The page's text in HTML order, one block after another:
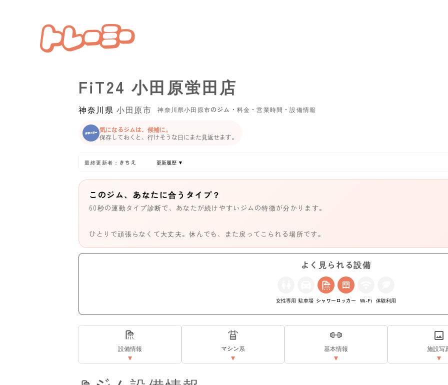
FiT24 小田原蛍田店
神奈川県 小田原市 神奈川県小田原市のジム・料金・営業時間・設備情報
気になるジムは、候補に。
保存しておくと、行けそうな日にまた見返せます。
最終更新者：きちえ 更新履歴 ▼
このジム、あなたに合うタイプ？
60秒の運動タイプ診断で、あなたが続けやすいジムの特徴が分かります。
ひとりで頑張らなくて大丈夫。休んでも、また戻ってこられる場所です。
よく見られる設備
女性専用 駐車場 シャワー ロッカー Wi-Fi 体験利用
設備情報 マシン系 基本情報 施設写